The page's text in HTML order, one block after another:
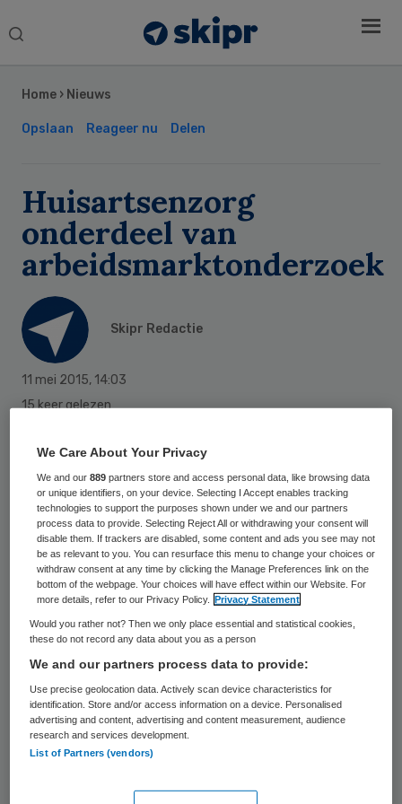
Search
Home › Nieuws
Opslaan Reageer nu Delen
Huisartsenzorg
onderdeel van
arbeidsmarktonderzoek
Skipr Redactie
11 mei 2015, 14:03
15 keer gelezen
Het Onderzoeksprogramma Arbeidsmarkt
Zorg en Welzijn (AZW) neemt dit jaar voor
het eerst de huisartsenzorg mee in zijn
onderzoek. Hierdoor krijgt de Landelijke
Huisartsen Vereniging (LHV) beschikking
over betere en beter vergelijkbare
informatie over de huisartsenzorg.
Via dit onderzoeksprogramma AZW van VWS
en brancheorganisaties in zorg en welzijn,
worden de ontwikkelingen in de
arbeidsmarkt in de zorg in de gaten
telefonisch onderzoek uitgevoerd onder
Sidebar
We Care About Your Privacy
We and our889 partners store and access personal data, like browsing data
or unique identifiers, on your device. Selecting I Accept enables tracking
technologies to support the purposes shown under we and our partners
process data to provide. Selecting Reject All or withdrawing your consent will
disable them. If trackers are disabled, some content and ads you see may not
be as relevant to you. You can resurface this menu to change your choices or
withdraw consent at any time by clicking the Manage Preferences link on the
bottom of the webpage. Your choices will have effect within our Website. For
more details, refer to our Privacy Policy.
Privacy Statement
Would you rather not? Then we only place essential and statistical cookies,
these do not record any data about you as a person
We and our partners process data to provide:
Use precise geolocation data. Actively scan device characteristics for
identification. Store and/or access information on a device. Personalised
advertising and content, advertising and content measurement, audience
research and services development.
List of Partners (vendors)